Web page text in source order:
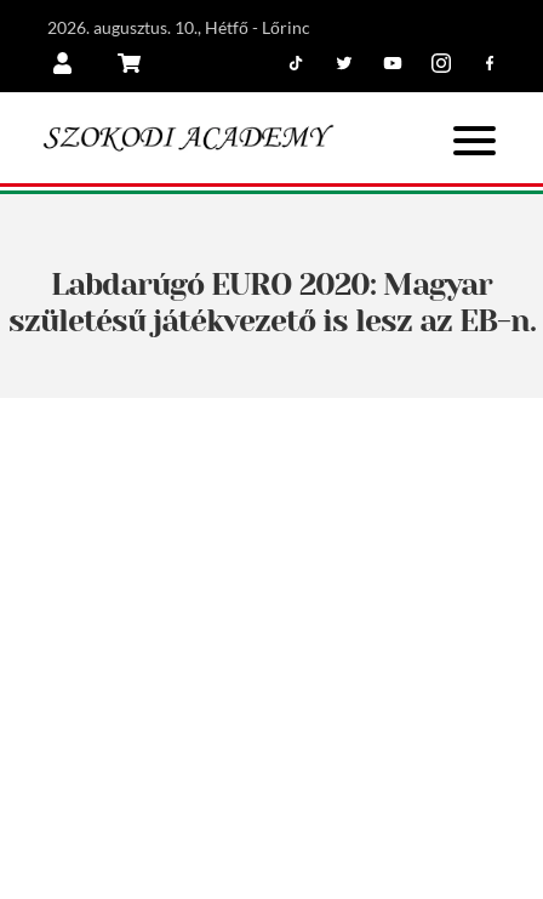
2026. augusztus. 10., Hétfő - Lőrinc
Labdarúgó EURO 2020: Magyar
születésű játékvezető is lesz az EB-n.